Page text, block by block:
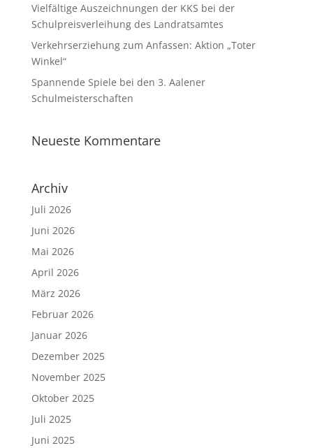
Vielfältige Auszeichnungen der KKS bei der
Schulpreisverleihung des Landratsamtes
Verkehrserziehung zum Anfassen: Aktion „Toter
Winkel“
Spannende Spiele bei den 3. Aalener
Schulmeisterschaften
Neueste Kommentare
Archiv
Juli 2026
Juni 2026
Mai 2026
April 2026
März 2026
Februar 2026
Januar 2026
Dezember 2025
November 2025
Oktober 2025
Juli 2025
Juni 2025